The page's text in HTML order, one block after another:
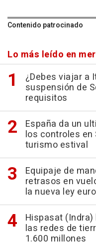
Contenido patrocinado
Lo más leído en
¿Debes viajar a
suspensión de
requisitos
España da un
los controles en
turismo estival
Equipaje de
retrasos en
la nueva ley
Hispasat
las redes de
1.600 millones